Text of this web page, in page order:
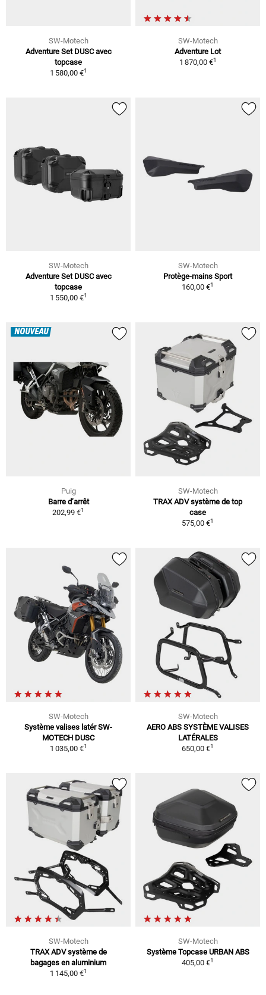
SW-Motech
Adventure Set DUSC avec
topcase
1 580,00 €1
SW-Motech
Adventure Lot
1 870,00 €1
SW-Motech
Adventure Set DUSC avec
topcase
1 550,00 €1
SW-Motech
Protège-mains Sport
160,00 €1
NOUVEAU
Puig
Barre d’arrêt
202,99 €1
SW-Motech
TRAX ADV système de top
case
575,00 €1
SW-Motech
Système valises latér SW-
MOTECH DUSC
1 035,00 €1
SW-Motech
AERO ABS SYSTÈME VALISES
LATÉRALES
650,00 €1
SW-Motech
TRAX ADV système de
bagages en aluminium
1 145,00 €1
SW-Motech
Système Topcase URBAN ABS
405,00 €1